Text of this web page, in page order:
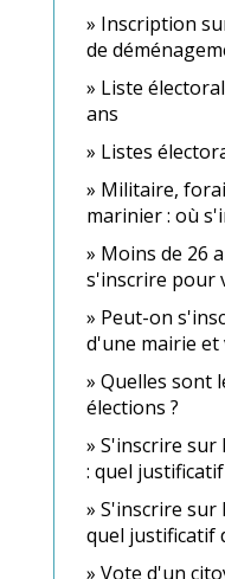
Inscription
de
Liste
ans
Listes
Militaire,
marinier : où
Moins de 26
s'inscrire pour
Peut-on
d'une mairie et
Quelles sont
élections ?
S'inscrire sur
: quel
S'inscrire sur
quel justificatif
Vote d'un